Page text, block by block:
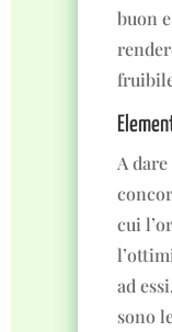
buon
A
cui
ad
sono